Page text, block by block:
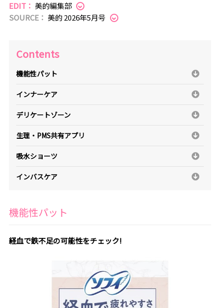
EDIT： 美的編集部
SOURCE： 美的 2026年5月号
Contents
機能性パット
インナーケア
デリケートゾーン
生理・PMS共有アプリ
吸水ショーツ
インバスケア
機能性パット
経血で鉄不足の可能性をチェック!